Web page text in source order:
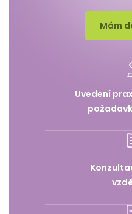
Mám
Uvedení